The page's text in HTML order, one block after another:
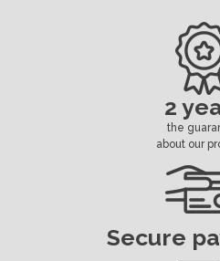
2
the
about our
Secure